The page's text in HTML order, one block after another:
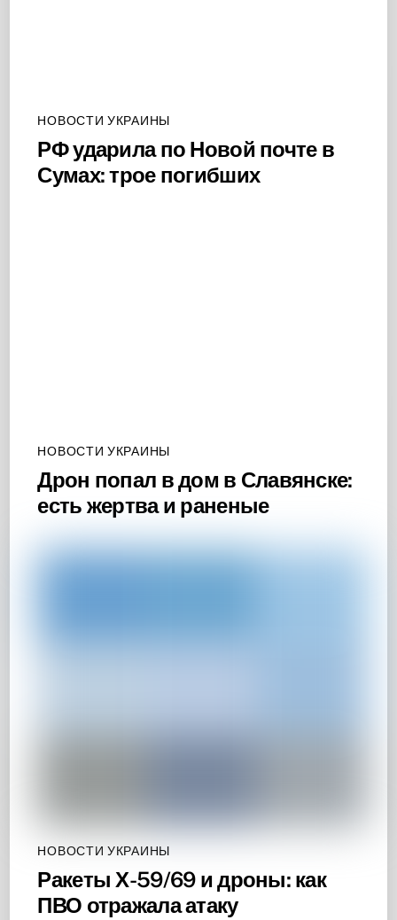
НОВОСТИ УКРАИНЫ
РФ ударила по Новой почте в
Сумах: трое погибших
НОВОСТИ УКРАИНЫ
Дрон попал в дом в Славянске:
есть жертва и раненые
НОВОСТИ УКРАИНЫ
Ракеты Х-59/69 и дроны: как
ПВО отражала атаку